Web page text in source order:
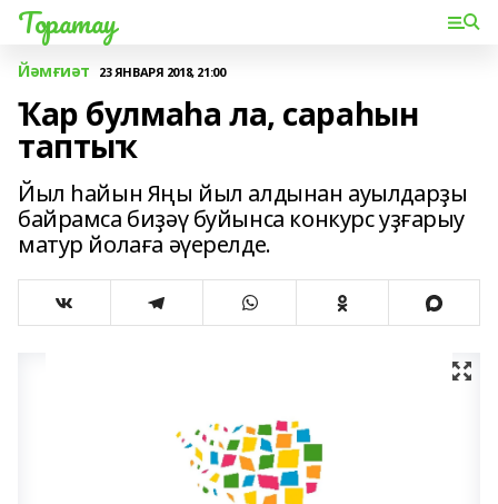
Торатау
Йәмғиәт 23 ЯНВАРЯ 2018, 21:00
Ҡар булмаһа ла, сараһын
таптыҡ
Йыл һайын Яңы йыл алдынан ауылдарҙы
байрамса биҙәү буйынса конкурс уҙғарыу
матур йолаға әүерелде.